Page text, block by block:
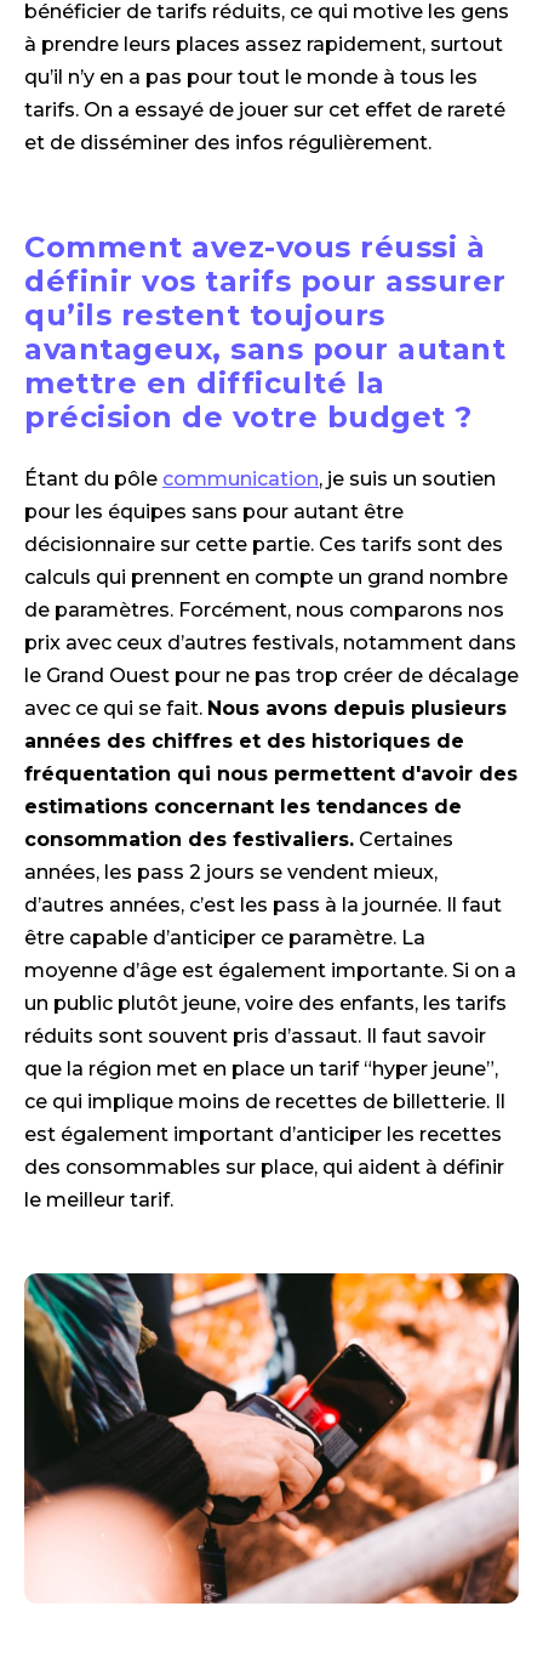
bénéficier de tarifs réduits, ce qui motive les gens
à prendre leurs places assez rapidement, surtout
qu’il n’y en a pas pour tout le monde à tous les
tarifs. On a essayé de jouer sur cet effet de rareté
et de disséminer des infos régulièrement.
Comment avez-vous réussi à
définir vos tarifs pour assurer
qu’ils restent toujours
avantageux, sans pour autant
mettre en difficulté la
précision de votre budget ?
Étant du pôle communication, je suis un soutien
pour les équipes sans pour autant être
décisionnaire sur cette partie. Ces tarifs sont des
calculs qui prennent en compte un grand nombre
de paramètres. Forcément, nous comparons nos
prix avec ceux d’autres festivals, notamment dans
le Grand Ouest pour ne pas trop créer de décalage
avec ce qui se fait. Nous avons depuis plusieurs
années des chiffres et des historiques de
fréquentation qui nous permettent d'avoir des
estimations concernant les tendances de
consommation des festivaliers. Certaines
années, les pass 2 jours se vendent mieux,
d’autres années, c’est les pass à la journée. Il faut
être capable d’anticiper ce paramètre. La
moyenne d’âge est également importante. Si on a
un public plutôt jeune, voire des enfants, les tarifs
réduits sont souvent pris d’assaut. Il faut savoir
que la région met en place un tarif “hyper jeune”,
ce qui implique moins de recettes de billetterie. Il
est également important d’anticiper les recettes
des consommables sur place, qui aident à définir
le meilleur tarif.